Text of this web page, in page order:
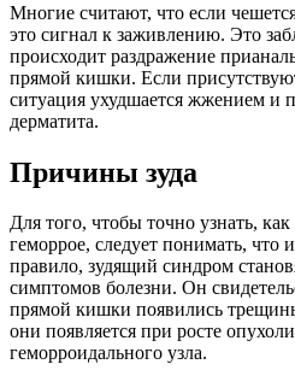
Многие считают, что если
это сигнал к заживлению. Это
происходит раздражение
прямой кишки. Если
ситуация ухудшается жжением и
дерматита.
Причины зуда
Для того, чтобы точно узнать, как
геморрое, следует понимать,
правило, зудящий синдром
симптомов болезни. Он
прямой кишки появились
они появляется при росте
геморроидального узла.